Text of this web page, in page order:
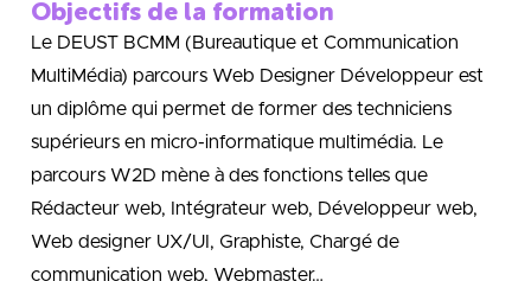
Objectifs de la formation
Le DEUST BCMM (Bureautique et Communication
MultiMédia) parcours Web Designer Développeur est
un diplôme qui permet de former des techniciens
supérieurs en micro-informatique multimédia. Le
parcours W2D mène à des fonctions telles que
Rédacteur web, Intégrateur web, Développeur web,
Web designer UX/UI, Graphiste, Chargé de
communication web, Webmaster…